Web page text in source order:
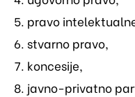
pravo
stvarno pravo,
koncesije,
javno-privatno